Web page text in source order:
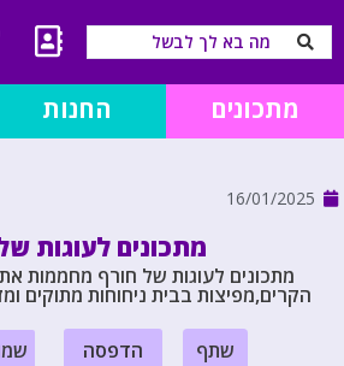
מתכונים החנות
16/01/2025
מתכונים לעוגות
מתכונים לעוגות של חורף מחממות
הקרים,מפיצות בבית ניחוחות מתוקים
שתף הדפסה